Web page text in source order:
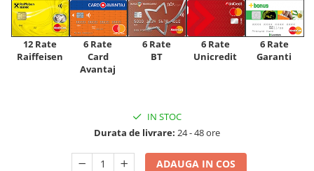
12 Rate
Raiffeisen
6 Rate
Card
Avantaj
6 Rate
BT
6 Rate
Unicredit
6 Rate
Garanti
IN STOC
Durata de livrare: 24 - 48 ore
ADAUGA IN COS